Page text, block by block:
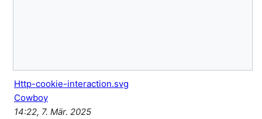
Http-cookie-interaction.svg
Cowboy
14:22, 7. Mär. 2025